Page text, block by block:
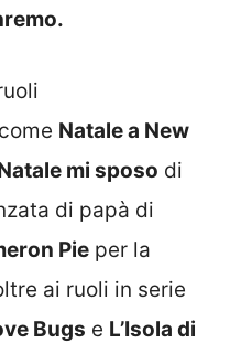
Natale a New
mi sposo di
di papà di
Pie per la
ai ruoli in serie
Bugs e L’Isola di